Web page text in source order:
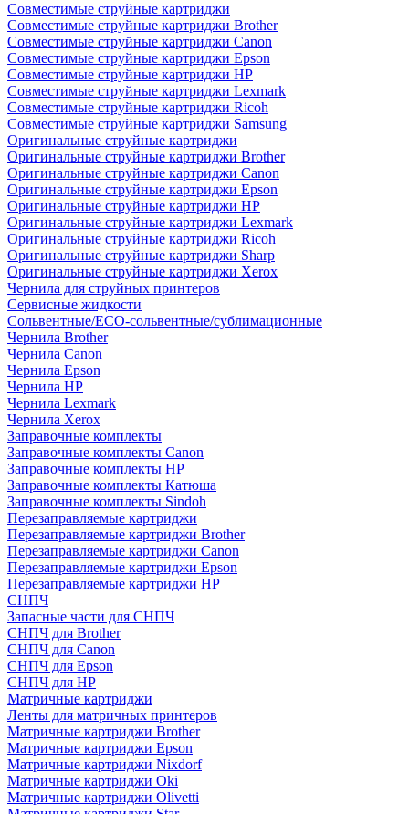
Совместимые струйные картриджи
Совместимые струйные картриджи Brother
Совместимые струйные картриджи Canon
Совместимые струйные картриджи Epson
Совместимые струйные картриджи HP
Совместимые струйные картриджи Lexmark
Совместимые струйные картриджи Ricoh
Совместимые струйные картриджи Samsung
Оригинальные струйные картриджи
Оригинальные струйные картриджи Brother
Оригинальные струйные картриджи Canon
Оригинальные струйные картриджи Epson
Оригинальные струйные картриджи HP
Оригинальные струйные картриджи Lexmark
Оригинальные струйные картриджи Ricoh
Оригинальные струйные картриджи Sharp
Оригинальные струйные картриджи Xerox
Чернила для струйных принтеров
Сервисные жидкости
Сольвентные/ECO-сольвентные/сублимационные
Чернила Brother
Чернила Canon
Чернила Epson
Чернила HP
Чернила Lexmark
Чернила Xerox
Заправочные комплекты
Заправочные комплекты Canon
Заправочные комплекты HP
Заправочные комплекты Катюша
Заправочные комплекты Sindoh
Перезаправляемые картриджи
Перезаправляемые картриджи Brother
Перезаправляемые картриджи Canon
Перезаправляемые картриджи Epson
Перезаправляемые картриджи HP
СНПЧ
Запасные части для СНПЧ
СНПЧ для Brother
СНПЧ для Canon
СНПЧ для Epson
СНПЧ для HP
Матричные картриджи
Ленты для матричных принтеров
Матричные картриджи Brother
Матричные картриджи Epson
Матричные картриджи Nixdorf
Матричные картриджи Oki
Матричные картриджи Olivetti